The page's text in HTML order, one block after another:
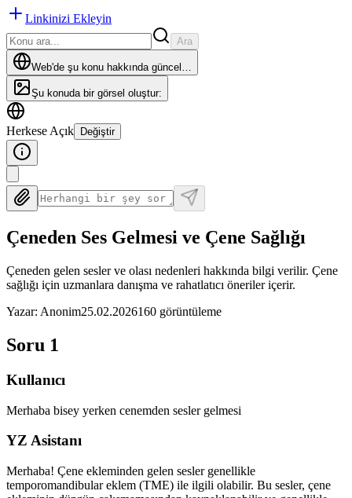
Linkinizi Ekleyin
Ara
Web'de şu konu hakkında güncel…
Şu konuda bir görsel oluştur:
Herkese Açık Değiştir
Çeneden Ses Gelmesi ve Çene Sağlığı
Çeneden gelen sesler ve olası nedenleri hakkında bilgi verilir. Çene
sağlığı için uzmanlara danışma ve rahatlatıcı öneriler içerir.
Yazar: Anonim25.02.2026160 görüntüleme
Soru 1
Kullanıcı
Merhaba bisey yerken cenemden sesler gelmesi
YZ Asistanı
Merhaba! Çene ekleminden gelen sesler genellikle
temporomandibular eklem (TME) ile ilgili olabilir. Bu sesler, çene